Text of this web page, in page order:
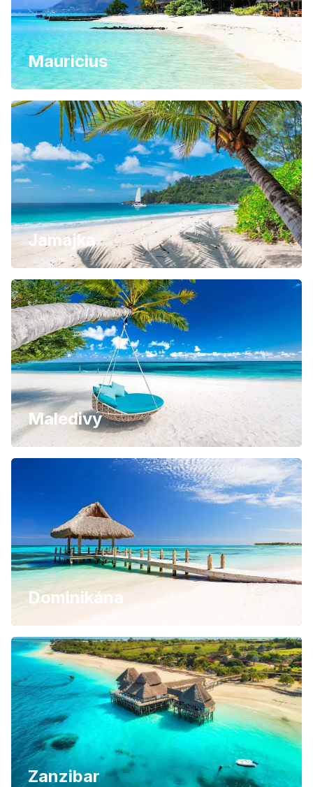
Mauricius
Jamajka
Maledivy
Dominikána
Zanzibar